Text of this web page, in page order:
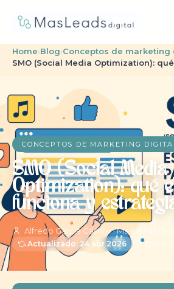
Home›Blog›Conceptos de marketing
SMO (Social Media Optimization):
CONCEPTOS DE MARKETING
SMO (Social Media
Optimization): qué
funciona y
Alfredo García Castillo · MasLeads
Actualizado: 24 abr 2026 12 min